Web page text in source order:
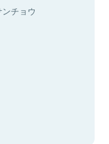
チョウ